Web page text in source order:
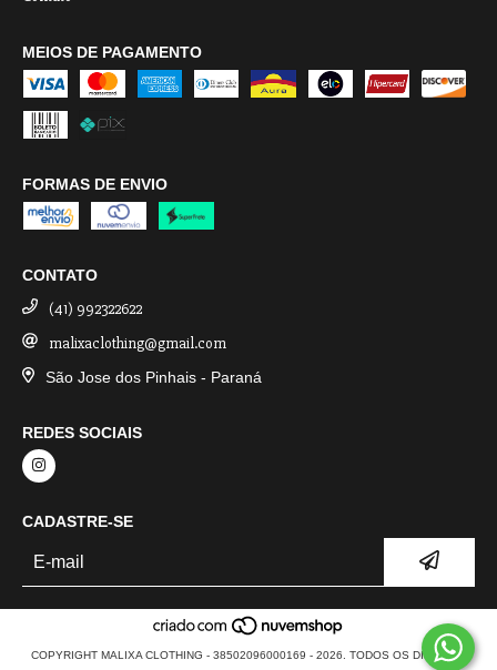
MEIOS DE PAGAMENTO
FORMAS DE ENVIO
CONTATO
(41) 992322622
malixaclothing@gmail.com
São Jose dos Pinhais - Paraná
REDES SOCIAIS
CADASTRE-SE
COPYRIGHT MALIXA CLOTHING - 38502096000169 - 2026. TODOS OS DIREITOS